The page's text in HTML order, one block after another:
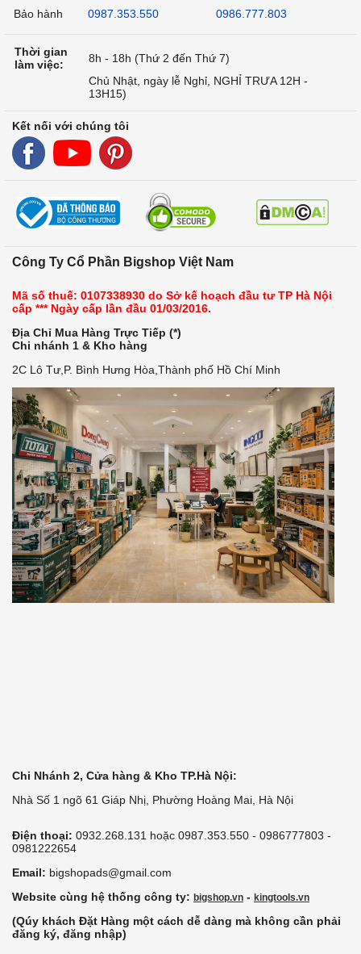
Bảo hành
0987.353.550 0986.777.803
Thời gian
làm việc:
8h - 18h (Thứ 2 đến Thứ 7)
Chủ Nhật, ngày lễ Nghỉ, NGHỈ TRƯA 12H -
13H15)
Kết nối với chúng tôi
Công Ty Cổ Phần Bigshop Việt Nam
Mã số thuế: 0107338930 do Sở kế hoạch đầu tư TP Hà Nội
cấp *** Ngày cấp lần đầu 01/03/2016.
Địa Chỉ Mua Hàng Trực Tiếp (*)
Chi nhánh 1 & Kho hàng
2C Lô Tư,P. Bình Hưng Hòa,Thành phố Hồ Chí Minh
Chi Nhánh 2, Cửa hàng & Kho TP.Hà Nội:
Nhà Số 1 ngõ 61 Giáp Nhị, Phường Hoàng Mai, Hà Nội
Điện thoại: 0932.268.131 hoặc 0987.353.550 - 0986777803 -
0981222654
Email: bigshopads@gmail.com
Website cùng hệ thống công ty: bigshop.vn - kingtools.vn
(Qúy khách Đặt Hàng một cách dễ dàng mà không cần phải
đăng ký, đăng nhập)